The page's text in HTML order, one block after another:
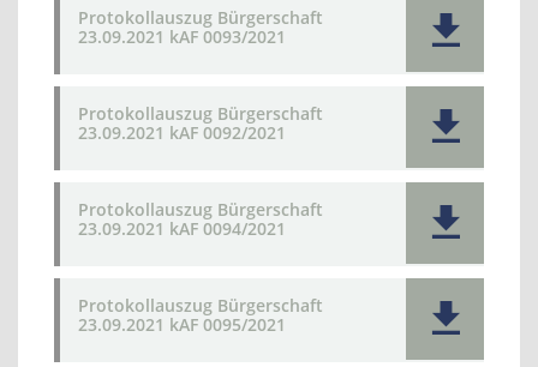
Protokollauszug Bürgerschaft
23.09.2021 kAF 0093/2021
Protokollauszug Bürgerschaft
23.09.2021 kAF 0092/2021
Protokollauszug Bürgerschaft
23.09.2021 kAF 0094/2021
Protokollauszug Bürgerschaft
23.09.2021 kAF 0095/2021